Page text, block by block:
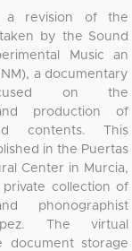
a revision of the
by the Sound
Music an
a documentary
on the
production of
contents. This
in the Puertas
Center in Murcia,
collection of
phonographist
The virtual
document storage